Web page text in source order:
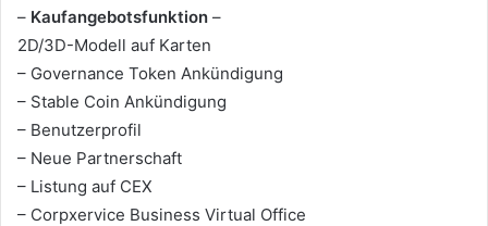
– Kaufangebotsfunktion –
2D/3D-Modell auf Karten
– Governance Token Ankündigung
– Stable Coin Ankündigung
– Benutzerprofil
– Neue Partnerschaft
– Listung auf CEX
– Corpxervice Business Virtual Office